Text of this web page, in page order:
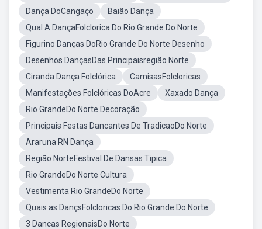
Dança DoCangaço
Baião Dança
Qual A DançaFolclorica Do Rio Grande Do Norte
Figurino Danças DoRio Grande Do Norte Desenho
Desenhos DançasDas Principaisregião Norte
Ciranda Dança Folclórica
CamisasFolcloricas
Manifestações Folclóricas DoAcre
Xaxado Dança
Rio GrandeDo Norte Decoração
Principais Festas Dancantes De TradicaoDo Norte
Araruna RN Dança
Região NorteFestival De Dansas Tipica
Rio GrandeDo Norte Cultura
Vestimenta Rio GrandeDo Norte
Quais as DançsFolcloricas Do Rio Grande Do Norte
3 Dancas RegionaisDo Norte